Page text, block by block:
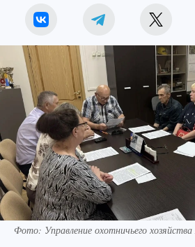
Фото: Управление охотничьего хозяйства